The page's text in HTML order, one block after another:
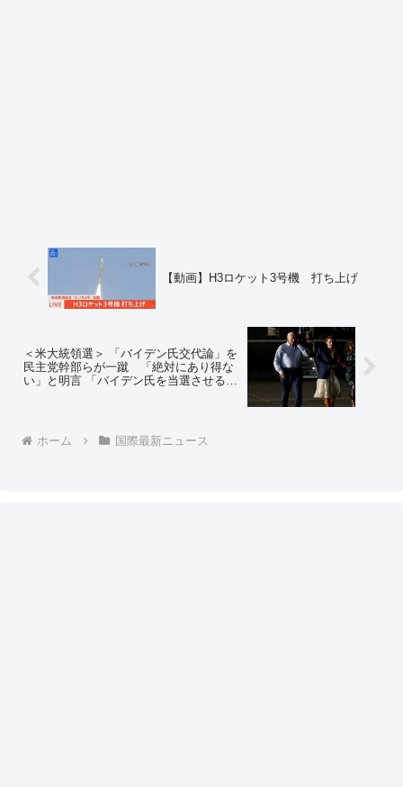
【動画】H3ロケット3号機 打ち上げ
＜米大統領選＞ 「バイデン氏交代論」を
民主党幹部らが一蹴 「絶対にあり得な
い」と明言 「バイデン氏を当選させるの
ホーム 国際最新ニュース